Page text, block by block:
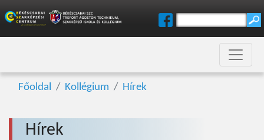
Főoldal Kollégium Hírek
Hírek